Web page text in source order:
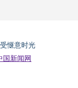
惬意时光
国新闻网